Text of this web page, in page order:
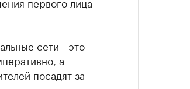
сети - это
а
посадят за